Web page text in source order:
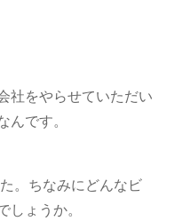
をやらせていただい
です。
ちなみにどんなビ
ょうか。